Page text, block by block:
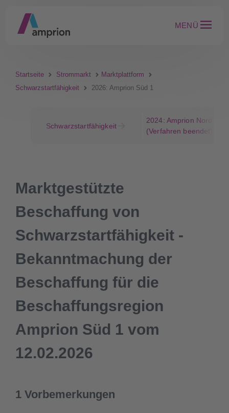
MENÜ
Startseite Strommarkt
Marktplattform
Schwarzstartfähigkeit
2026: Amprion Süd 1
Schwarzstartfähigkeit
2024: Amprion Nord 1
(Verfahren beendet)
Marktgestützte
Beschaffung von
Schwarzstartfähigkeit -
Bekanntmachung der
Beschaffung für die
Beschaffungsregion
Amprion Süd 1 vom
12.02.2026
1 Vorbemerkungen